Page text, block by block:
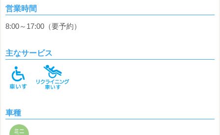
営業時間
8:00～17:00（要予約）
主なサービス
車種